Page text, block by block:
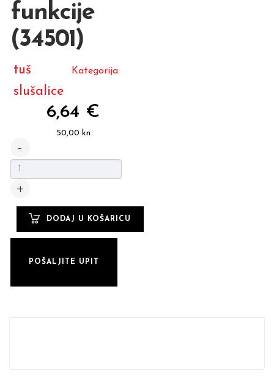
funkcije
(34501)
Kategorija:
tuš
slušalice
6,64 €
50,00 kn
POŠALJITE UPIT